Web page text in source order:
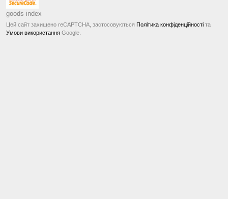
goods index
Цей сайт захищено reCAPTCHA, застосовуються Політика конфіденційності та
Умови використання Google.